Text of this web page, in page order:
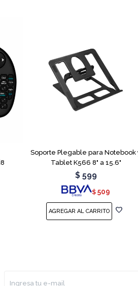
Soporte Plegable para Notebook
Tablet K566 8" a 15.6"
$ 599
$ 509